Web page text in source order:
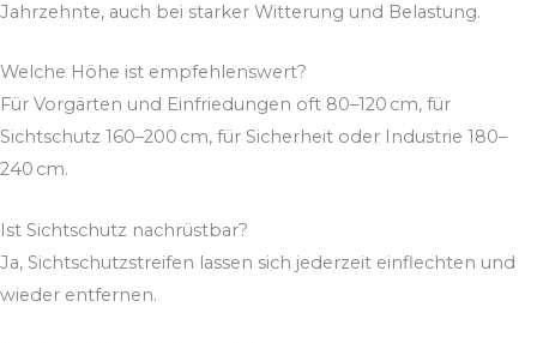
Jahrzehnte, auch bei starker Witterung und Belastung.
Welche Höhe ist empfehlenswert?
Für Vorgärten und Einfriedungen oft 80–120 cm, für
Sichtschutz 160–200 cm, für Sicherheit oder Industrie 180–
240 cm.
Ist Sichtschutz nachrüstbar?
Ja, Sichtschutzstreifen lassen sich jederzeit einflechten und
wieder entfernen.